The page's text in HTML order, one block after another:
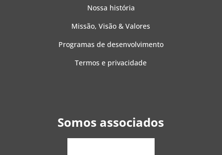
Nossa história
Missão, Visão & Valores
Programas de desenvolvimento
Termos e privacidade
Somos associados